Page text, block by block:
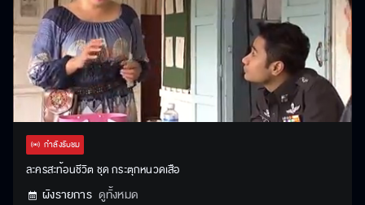
UnmuteStream Settings
กำลังรับชม
ละครสะท้อนชีวิต ชุด กระตุกหนวดเสือ
ผังรายการ ดูทั้งหมด